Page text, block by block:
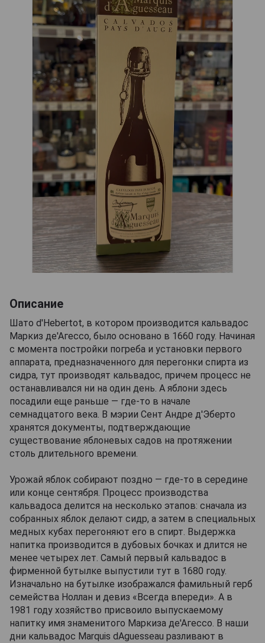
Описание
Шато d'Hebertot, в котором производится кальвадос
Маркиз де'Агессо, было основано в 1660 году. Начиная
с момента постройки погреба и установки первого
аппарата, предназначенного для перегонки спирта из
сидра, тут производят кальвадос, причем процесс не
останавливался ни на один день. А яблони здесь
посадили еще раньше — где-то в начале
семнадцатого века. В мэрии Сент Андре д'Эберто
хранятся документы, подтверждающие
существование яблоневых садов на протяжении
столь длительного времени.
Урожай яблок собирают поздно — где-то в середине
или конце сентября. Процесс производства
кальвадоса делится на несколько этапов: сначала из
собранных яблок делают сидр, а затем в специальных
медных кубах перегоняют его в спирт. Выдержка
напитка производится в дубовых бочках и длится не
менее четырех лет. Самый первый кальвадос в
фирменной бутылке выпустили тут в 1680 году.
Изначально на бутылке изображался фамильный герб
семейства Ноллан и девиз «Всегда впереди». А в
1981 году хозяйство присвоило выпускаемому
напитку имя знаменитого Маркиза де'Агессо. В наши
дни кальвадос Marquis dAguesseau разливают в